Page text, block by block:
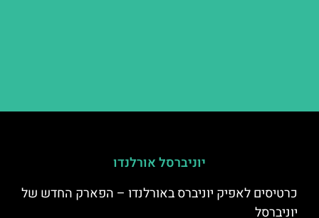
יוניברסל אורלנדו
כרטיסים לאפיק יוניברס באורלנדו – הפארק החדש של
יוניברסל